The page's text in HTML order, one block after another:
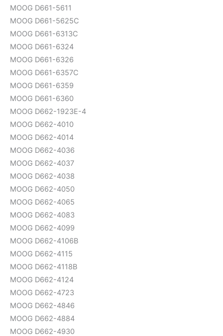
MOOG D661-5611
MOOG D661-5625C
MOOG D661-6313C
MOOG D661-6324
MOOG D661-6326
MOOG D661-6357C
MOOG D661-6359
MOOG D661-6360
MOOG D662-1923E-4
MOOG D662-4010
MOOG D662-4014
MOOG D662-4036
MOOG D662-4037
MOOG D662-4038
MOOG D662-4050
MOOG D662-4065
MOOG D662-4083
MOOG D662-4099
MOOG D662-4106B
MOOG D662-4115
MOOG D662-4118B
MOOG D662-4124
MOOG D662-4723
MOOG D662-4846
MOOG D662-4884
MOOG D662-4930